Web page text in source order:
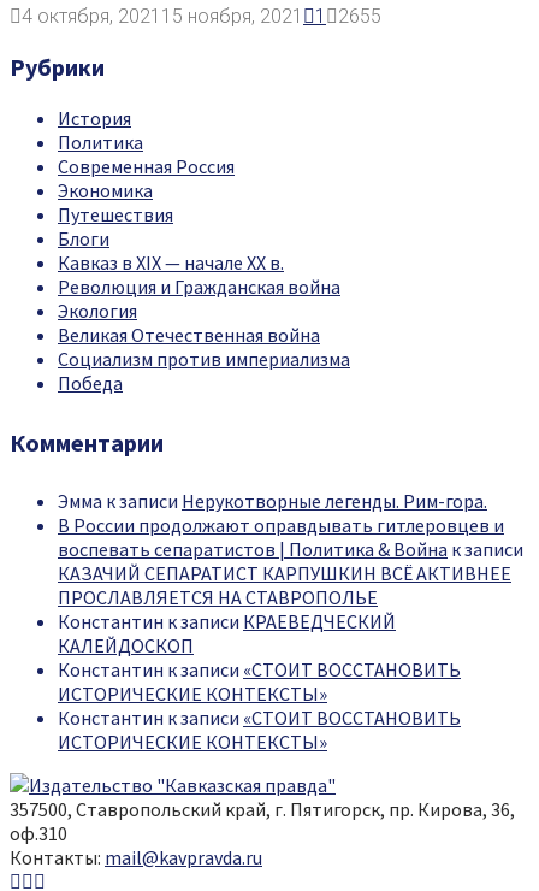
4 октября, 2021 15 ноября, 2021 1 2655
Рубрики
История
Политика
Современная Россия
Экономика
Путешествия
Блоги
Кавказ в XIX — начале XX в.
Революция и Гражданская война
Экология
Великая Отечественная война
Социализм против империализма
Победа
Комментарии
Эмма к записи Нерукотворные легенды. Рим-гора.
В России продолжают оправдывать гитлеровцев и
воспевать сепаратистов | Политика & Война к записи
КАЗАЧИЙ СЕПАРАТИСТ КАРПУШКИН ВСЁ АКТИВНЕЕ
ПРОСЛАВЛЯЕТСЯ НА СТАВРОПОЛЬЕ
Константин к записи КРАЕВЕДЧЕСКИЙ
КАЛЕЙДОСКОП
Константин к записи «СТОИТ ВОССТАНОВИТЬ
ИСТОРИЧЕСКИЕ КОНТЕКСТЫ»
Константин к записи «СТОИТ ВОССТАНОВИТЬ
ИСТОРИЧЕСКИЕ КОНТЕКСТЫ»
357500, Ставропольский край, г. Пятигорск, пр. Кирова, 36,
оф.310
Контакты: mail@kavpravda.ru
Youtube
Vk